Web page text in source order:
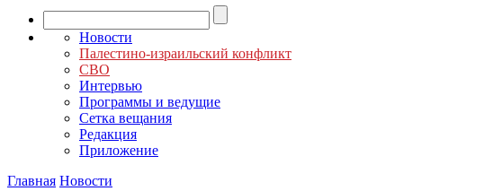
Новости
Палестино-израильский конфликт
СВО
Интервью
Программы и ведущие
Сетка вещания
Редакция
Приложение
Главная Новости